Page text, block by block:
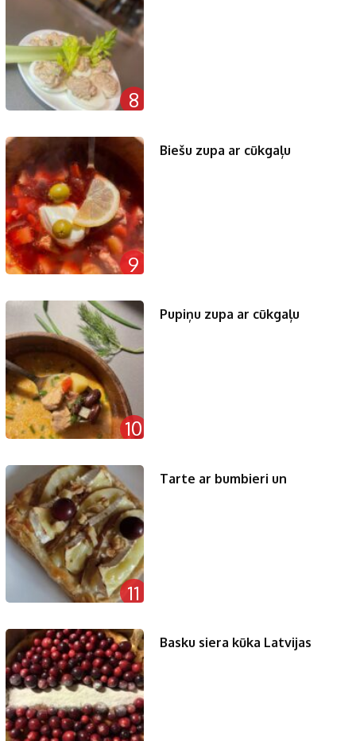
8
9
Biešu zupa ar cūkgaļu
10
Pupiņu zupa ar cūkgaļu
11
Tarte ar bumbieri un
Basku siera kūka Latvijas